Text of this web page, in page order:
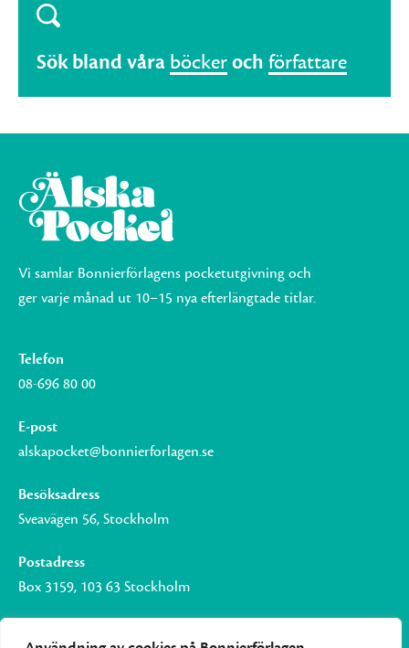
Sök bland våra böckeroch författare
Vi samlar Bonnierförlagens pocketutgivning och
ger varje månad ut 10–15 nya efterlängtade titlar.
Telefon
08-696 80 00
E-post
alskapocket@bonnierforlagen.se
Besöksadress
Sveavägen 56, Stockholm
Postadress
Box 3159, 103 63 Stockholm